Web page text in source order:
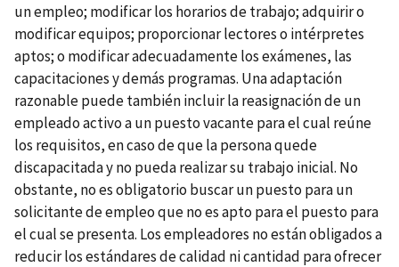
un empleo; modificar los horarios de trabajo; adquirir o
modificar equipos; proporcionar lectores o intérpretes
aptos; o modificar adecuadamente los exámenes, las
capacitaciones y demás programas. Una adaptación
razonable puede también incluir la reasignación de un
empleado activo a un puesto vacante para el cual reúne
los requisitos, en caso de que la persona quede
discapacitada y no pueda realizar su trabajo inicial. No
obstante, no es obligatorio buscar un puesto para un
solicitante de empleo que no es apto para el puesto para
el cual se presenta. Los empleadores no están obligados a
reducir los estándares de calidad ni cantidad para ofrecer